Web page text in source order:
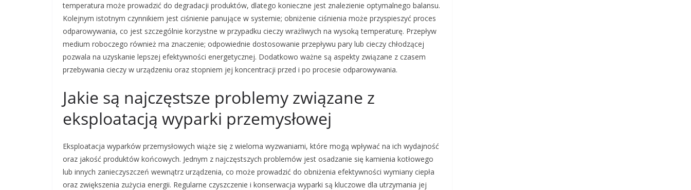
temperatura może prowadzić do degradacji produktów, dlatego konieczne jest znalezienie optymalnego balansu.
Kolejnym istotnym czynnikiem jest ciśnienie panujące w systemie; obniżenie ciśnienia może przyspieszyć proces
odparowywania, co jest szczególnie korzystne w przypadku cieczy wrażliwych na wysoką temperaturę. Przepływ
medium roboczego również ma znaczenie; odpowiednie dostosowanie przepływu pary lub cieczy chłodzącej
pozwala na uzyskanie lepszej efektywności energetycznej. Dodatkowo ważne są aspekty związane z czasem
przebywania cieczy w urządzeniu oraz stopniem jej koncentracji przed i po procesie odparowywania.
Jakie są najczęstsze problemy związane z
eksploatacją wyparki przemysłowej
Eksploatacja wyparków przemysłowych wiąże się z wieloma wyzwaniami, które mogą wpływać na ich wydajność
oraz jakość produktów końcowych. Jednym z najczęstszych problemów jest osadzanie się kamienia kotłowego
lub innych zanieczyszczeń wewnątrz urządzenia, co może prowadzić do obniżenia efektywności wymiany ciepła
oraz zwiększenia zużycia energii. Regularne czyszczenie i konserwacja wyparki są kluczowe dla utrzymania jej